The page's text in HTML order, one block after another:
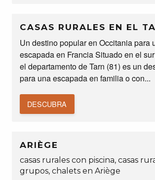
CASAS RURALES EN EL
Un destino popular en Occitania para
escapada en Francia Situado en el
el departamento de Tarn (81) es un
para una escapada en familia o con...
DESCUBRA
ARIÈGE
casas rurales con piscina, casas
grupos, chalets en Ariège